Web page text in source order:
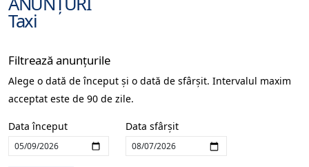
Taxi
Filtrează anunțurile
Alege o dată de început și o dată de sfârșit. Intervalul maxim
acceptat este de 90 de zile.
Data început Data sfârșit